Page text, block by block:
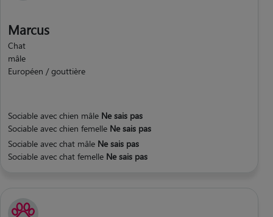
Marcus
Chat
mâle
Européen / gouttière
Sociable avec chien mâle Ne sais pas
Sociable avec chien femelle Ne sais pas
Sociable avec chat mâle Ne sais pas
Sociable avec chat femelle Ne sais pas